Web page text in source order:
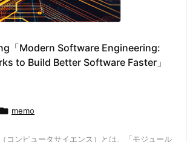
「Modern Software Engineering:
to Build Better Software Faster」
 memo
コンピュータサイエンス）とは、「モジュール